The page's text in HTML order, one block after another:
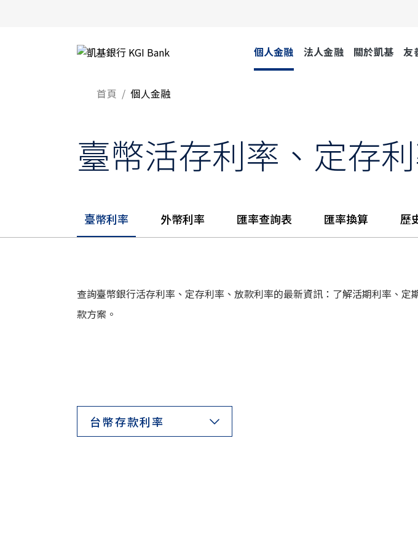
個人金融 法人金融 關於凱基 友
首頁 個人金融
臺幣活存利率、定存
臺幣利率 外幣利率 匯率查詢表 匯率換算 歷
查詢臺幣銀行活存利率、定存利率、放款利率的最新資訊：了解活期利率、
款方案。
台幣存款利率